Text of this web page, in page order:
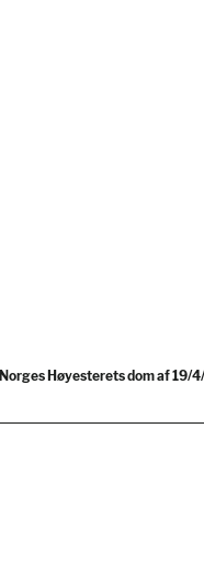
Norges Høyesterets dom af 19/